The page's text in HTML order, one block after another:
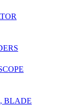
BLADE